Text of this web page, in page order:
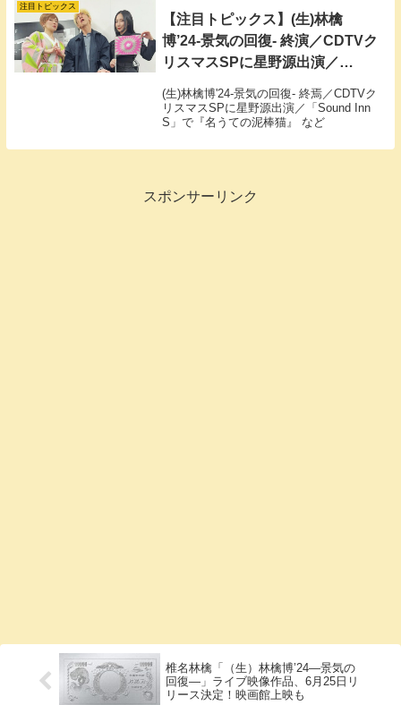
注目トピックス
【注目トピックス】(生)林檎
博’24-景気の回復- 終演／CDTVク
リスマスSPに星野源出演／
棒猫』 など
(生)林檎博'24-景気の回復- 終焉／CDTVク
リスマスSPに星野源出演／「Sound Inn
S」で『名うての泥棒猫』 など
スポンサーリンク
椎名林檎「（生）林檎博’24―景気の
回復―」ライブ映像作品、6月25日リ
リース決定！映画館上映も